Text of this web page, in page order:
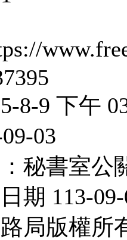
8-9 下午
03
秘書室公
期 113-
局版權所